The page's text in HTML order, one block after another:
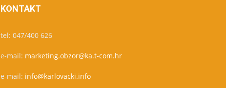
KONTAKT
tel: 047/400 626
e-mail: marketing.obzor@ka.t-com.hr
e-mail: info@karlovacki.info